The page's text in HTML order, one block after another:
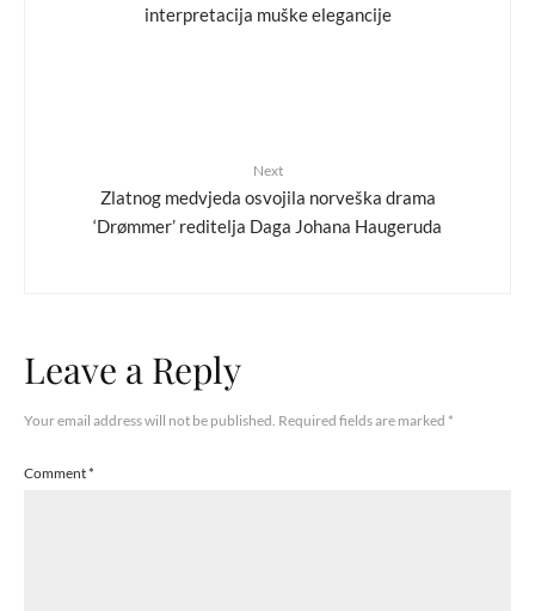
interpretacija muške elegancije
Next
Zlatnog medvjeda osvojila norveška drama
‘Drømmer’ reditelja Daga Johana Haugeruda
Leave a Reply
Your email address will not be published. Required fields are marked *
Comment*